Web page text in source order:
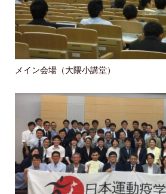
メイン会場（大隈小講堂）